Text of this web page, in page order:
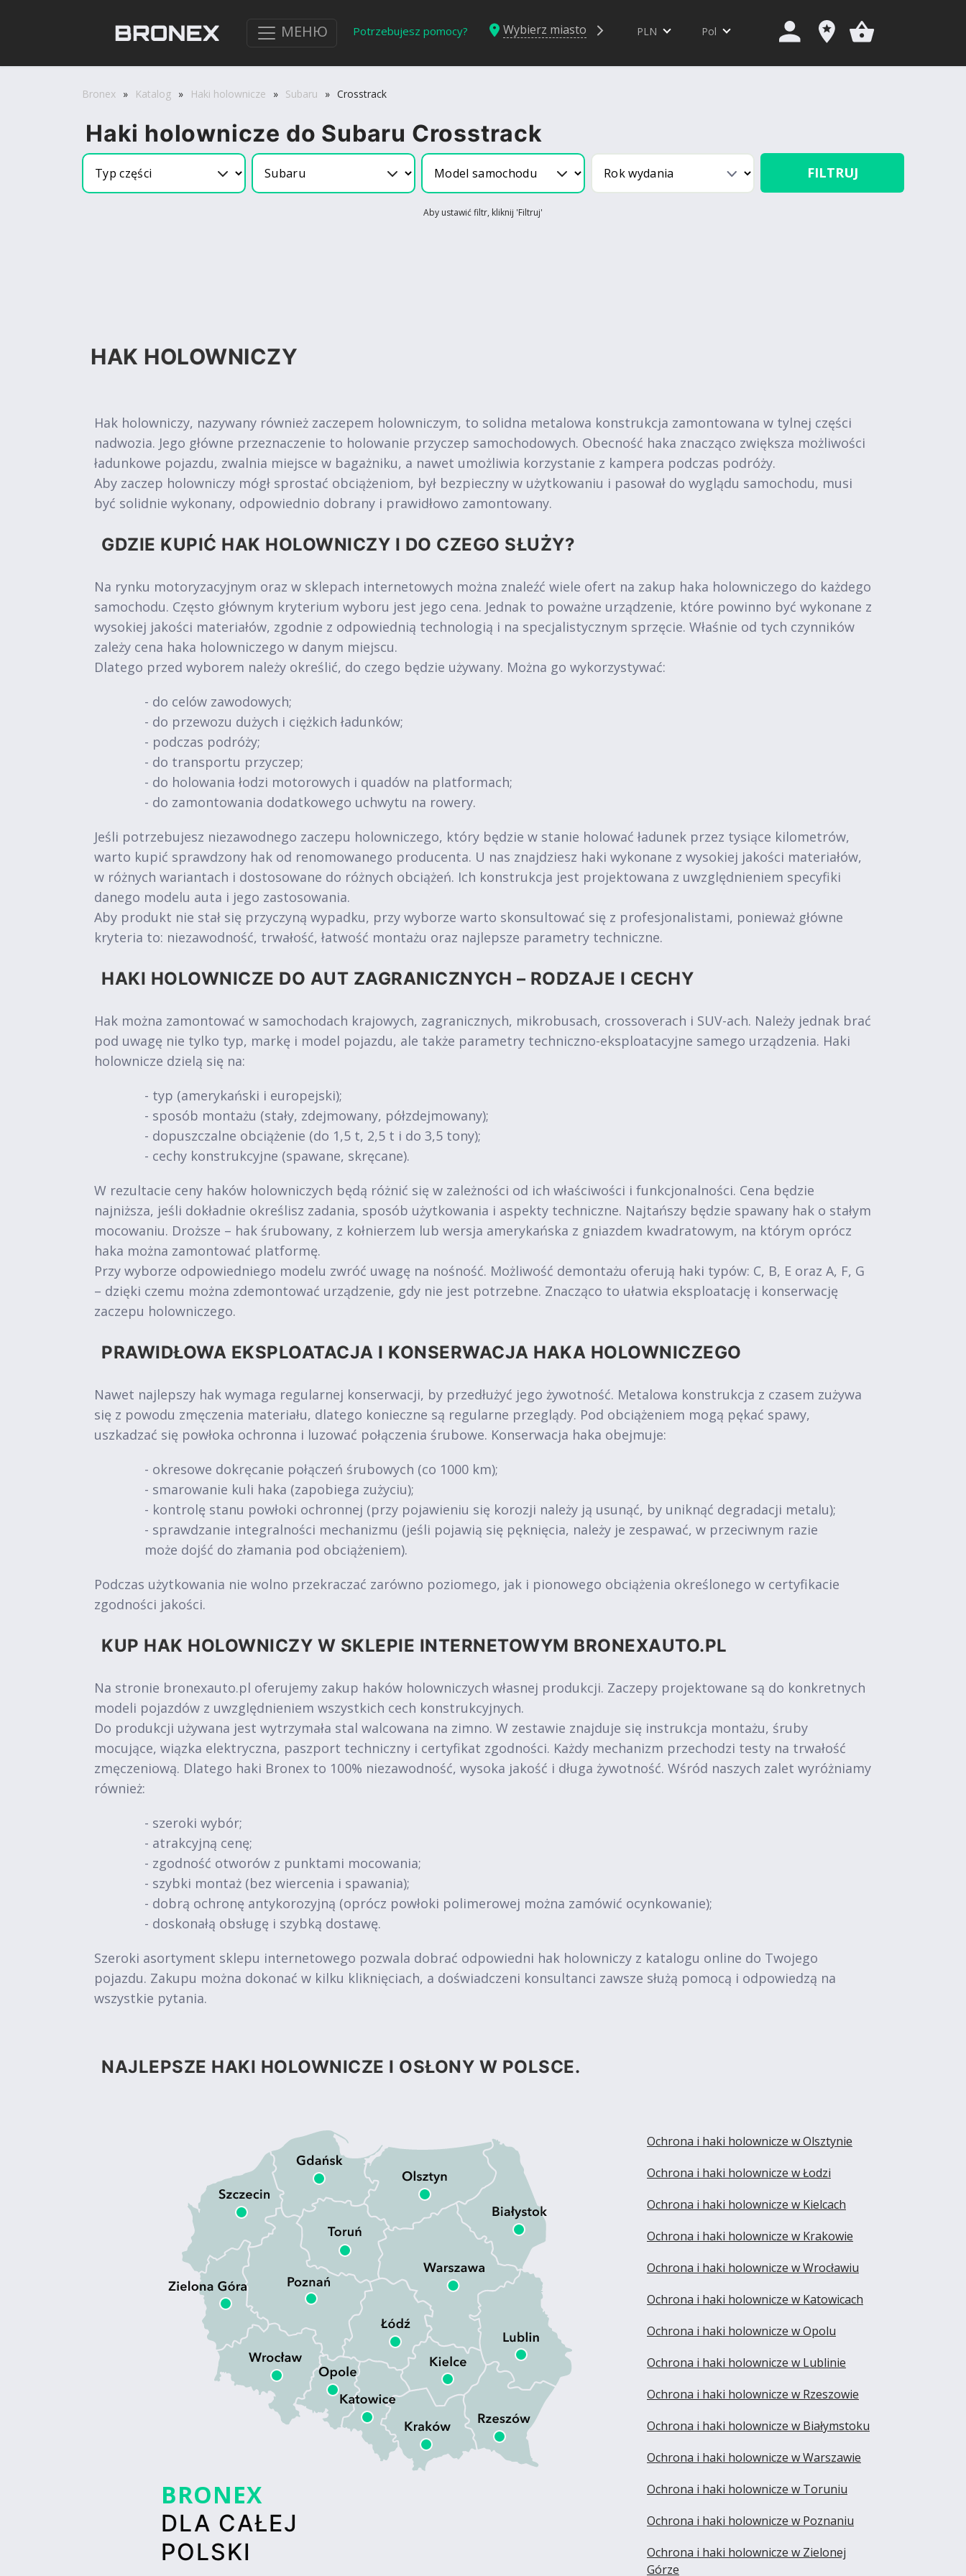
МЕНЮ Potrzebujesz pomocy? Wybierz miasto PLN Pol
Bronex » Katalog » Haki holownicze » Subaru » Crosstrack
Haki holownicze do Subaru Crosstrack
FILTRUJ
Aby ustawić filtr, kliknij 'Filtruj'
HAK HOLOWNICZY
Hak holowniczy, nazywany również zaczepem holowniczym, to solidna metalowa konstrukcja zamontowana w tylnej części
nadwozia. Jego główne przeznaczenie to holowanie przyczep samochodowych. Obecność haka znacząco zwiększa możliwości
ładunkowe pojazdu, zwalnia miejsce w bagażniku, a nawet umożliwia korzystanie z kampera podczas podróży.
Aby zaczep holowniczy mógł sprostać obciążeniom, był bezpieczny w użytkowaniu i pasował do wyglądu samochodu, musi
być solidnie wykonany, odpowiednio dobrany i prawidłowo zamontowany.
GDZIE KUPIĆ HAK HOLOWNICZY I DO CZEGO SŁUŻY?
Na rynku motoryzacyjnym oraz w sklepach internetowych można znaleźć wiele ofert na zakup haka holowniczego do każdego
samochodu. Często głównym kryterium wyboru jest jego cena. Jednak to poważne urządzenie, które powinno być wykonane z
wysokiej jakości materiałów, zgodnie z odpowiednią technologią i na specjalistycznym sprzęcie. Właśnie od tych czynników
zależy cena haka holowniczego w danym miejscu.
Dlatego przed wyborem należy określić, do czego będzie używany. Można go wykorzystywać:
- do celów zawodowych;
- do przewozu dużych i ciężkich ładunków;
- podczas podróży;
- do transportu przyczep;
- do holowania łodzi motorowych i quadów na platformach;
- do zamontowania dodatkowego uchwytu na rowery.
Jeśli potrzebujesz niezawodnego zaczepu holowniczego, który będzie w stanie holować ładunek przez tysiące kilometrów,
warto kupić sprawdzony hak od renomowanego producenta. U nas znajdziesz haki wykonane z wysokiej jakości materiałów,
w różnych wariantach i dostosowane do różnych obciążeń. Ich konstrukcja jest projektowana z uwzględnieniem specyfiki
danego modelu auta i jego zastosowania.
Aby produkt nie stał się przyczyną wypadku, przy wyborze warto skonsultować się z profesjonalistami, ponieważ główne
kryteria to: niezawodność, trwałość, łatwość montażu oraz najlepsze parametry techniczne.
HAKI HOLOWNICZE DO AUT ZAGRANICZNYCH – RODZAJE I CECHY
Hak można zamontować w samochodach krajowych, zagranicznych, mikrobusach, crossoverach i SUV-ach. Należy jednak brać
pod uwagę nie tylko typ, markę i model pojazdu, ale także parametry techniczno-eksploatacyjne samego urządzenia. Haki
holownicze dzielą się na:
- typ (amerykański i europejski);
- sposób montażu (stały, zdejmowany, półzdejmowany);
- dopuszczalne obciążenie (do 1,5 t, 2,5 t i do 3,5 tony);
- cechy konstrukcyjne (spawane, skręcane).
W rezultacie ceny haków holowniczych będą różnić się w zależności od ich właściwości i funkcjonalności. Cena będzie
najniższa, jeśli dokładnie określisz zadania, sposób użytkowania i aspekty techniczne. Najtańszy będzie spawany hak o stałym
mocowaniu. Droższe – hak śrubowany, z kołnierzem lub wersja amerykańska z gniazdem kwadratowym, na którym oprócz
haka można zamontować platformę.
Przy wyborze odpowiedniego modelu zwróć uwagę na nośność. Możliwość demontażu oferują haki typów: C, B, E oraz A, F, G
– dzięki czemu można zdemontować urządzenie, gdy nie jest potrzebne. Znacząco to ułatwia eksploatację i konserwację
zaczepu holowniczego.
PRAWIDŁOWA EKSPLOATACJA I KONSERWACJA HAKA HOLOWNICZEGO
Nawet najlepszy hak wymaga regularnej konserwacji, by przedłużyć jego żywotność. Metalowa konstrukcja z czasem zużywa
się z powodu zmęczenia materiału, dlatego konieczne są regularne przeglądy. Pod obciążeniem mogą pękać spawy,
uszkadzać się powłoka ochronna i luzować połączenia śrubowe. Konserwacja haka obejmuje:
- okresowe dokręcanie połączeń śrubowych (co 1000 km);
- smarowanie kuli haka (zapobiega zużyciu);
- kontrolę stanu powłoki ochronnej (przy pojawieniu się korozji należy ją usunąć, by uniknąć degradacji metalu);
- sprawdzanie integralności mechanizmu (jeśli pojawią się pęknięcia, należy je zespawać, w przeciwnym razie
może dojść do złamania pod obciążeniem).
Podczas użytkowania nie wolno przekraczać zarówno poziomego, jak i pionowego obciążenia określonego w certyfikacie
zgodności jakości.
KUP HAK HOLOWNICZY W SKLEPIE INTERNETOWYM BRONEXAUTO.PL
Na stronie bronexauto.pl oferujemy zakup haków holowniczych własnej produkcji. Zaczepy projektowane są do konkretnych
modeli pojazdów z uwzględnieniem wszystkich cech konstrukcyjnych.
Do produkcji używana jest wytrzymała stal walcowana na zimno. W zestawie znajduje się instrukcja montażu, śruby
mocujące, wiązka elektryczna, paszport techniczny i certyfikat zgodności. Każdy mechanizm przechodzi testy na trwałość
zmęczeniową. Dlatego haki Bronex to 100% niezawodność, wysoka jakość i długa żywotność. Wśród naszych zalet wyróżniamy
również:
- szeroki wybór;
- atrakcyjną cenę;
- zgodność otworów z punktami mocowania;
- szybki montaż (bez wiercenia i spawania);
- dobrą ochronę antykorozyjną (oprócz powłoki polimerowej można zamówić ocynkowanie);
- doskonałą obsługę i szybką dostawę.
Szeroki asortyment sklepu internetowego pozwala dobrać odpowiedni hak holowniczy z katalogu online do Twojego
pojazdu. Zakupu można dokonać w kilku kliknięciach, a doświadczeni konsultanci zawsze służą pomocą i odpowiedzą na
wszystkie pytania.
NAJLEPSZE HAKI HOLOWNICZE I OSŁONY W POLSCE.
BRONEX
DLA CAŁEJ
POLSKI
Ochrona i haki holownicze w Olsztynie
Ochrona i haki holownicze w Łodzi
Ochrona i haki holownicze w Kielcach
Ochrona i haki holownicze w Krakowie
Ochrona i haki holownicze w Wrocławiu
Ochrona i haki holownicze w Katowicach
Ochrona i haki holownicze w Opolu
Ochrona i haki holownicze w Lublinie
Ochrona i haki holownicze w Rzeszowie
Ochrona i haki holownicze w Białymstoku
Ochrona i haki holownicze w Warszawie
Ochrona i haki holownicze w Toruniu
Ochrona i haki holownicze w Poznaniu
Ochrona i haki holownicze w Zielonej
Górze